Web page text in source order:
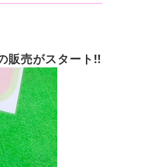
販売がスタート!!